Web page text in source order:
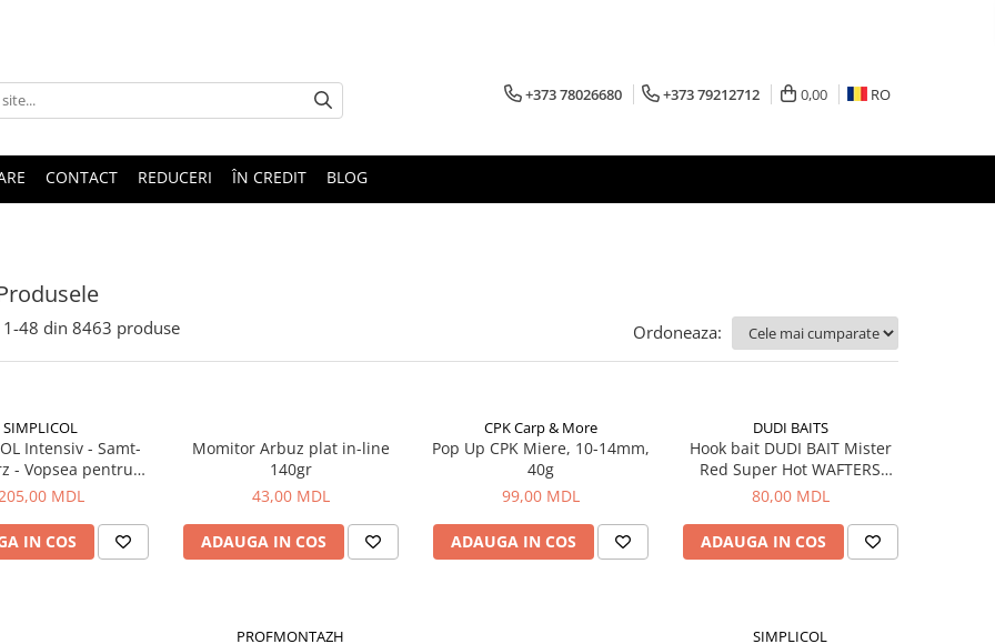
+373 78026680 +373 79212712 0,00 RO
CONTACT REDUCERI ÎN CREDIT BLOG
1-48 din 8463 produse Ordoneaza:
SIMPLICOL
Intensiv - Samt-
- Vopsea pentru
in masina de
MDL
IN COS
Momitor Arbuz plat in-line
140gr
43,00 MDL
ADAUGA IN COS
CPK Carp & More
Pop Up CPK Miere, 10-14mm,
40g
99,00 MDL
ADAUGA IN COS
DUDI BAITS
Hook bait DUDI BAIT Mister
Red Super Hot WAFTERS
14+16mm, 100g
80,00 MDL
ADAUGA IN COS
PROFMONTAZH SIMPLICOL